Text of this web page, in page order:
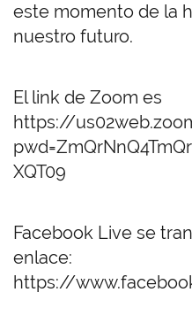
este momento de la
nuestro futuro.
El link de Zoom es
https://
XQT09
Facebook Live se
enlace:
https://